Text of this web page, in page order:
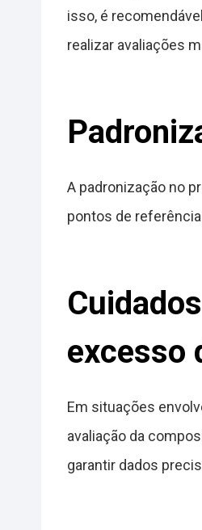
isso, é
realizar avaliações
A padronização no
pontos de
excesso
Em situações
avaliação da
garantir dados